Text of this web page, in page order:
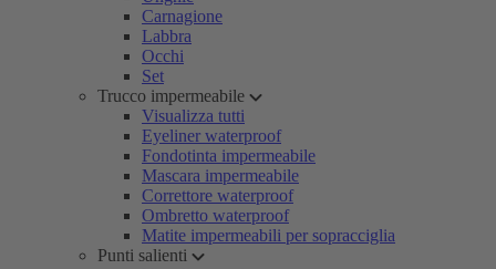
Carnagione
Labbra
Occhi
Set
Trucco impermeabile
Visualizza tutti
Eyeliner waterproof
Fondotinta impermeabile
Mascara impermeabile
Correttore waterproof
Ombretto waterproof
Matite impermeabili per sopracciglia
Punti salienti